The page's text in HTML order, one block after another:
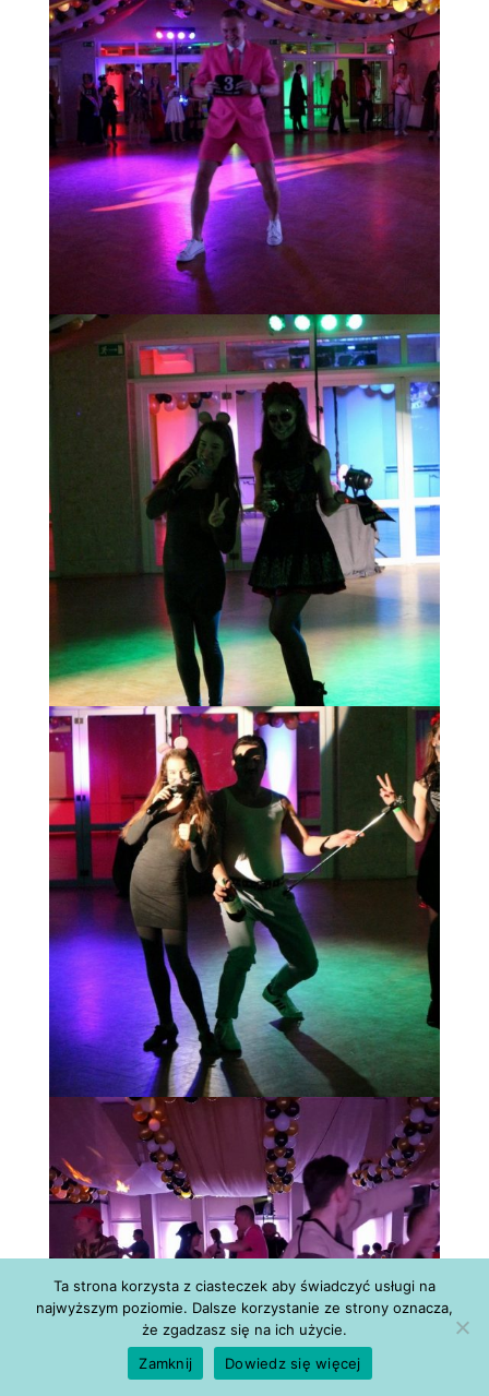
Ta strona korzysta z ciasteczek aby świadczyć usługi na
najwyższym poziomie. Dalsze korzystanie ze strony oznacza,
że zgadzasz się na ich użycie.
Zamknij
Dowiedz się więcej